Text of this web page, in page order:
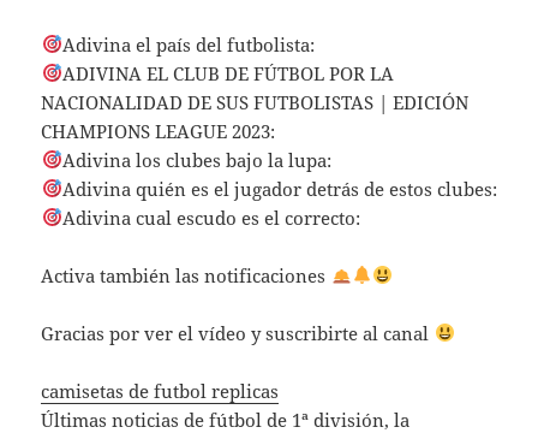
Adivina el país del futbolista:
ADIVINA EL CLUB DE FÚTBOL POR LA
NACIONALIDAD DE SUS FUTBOLISTAS | EDICIÓN
CHAMPIONS LEAGUE 2023:
Adivina los clubes bajo la lupa:
Adivina quién es el jugador detrás de estos clubes:
Adivina cual escudo es el correcto:
Activa también las notificaciones
Gracias por ver el vídeo y suscribirte al canal
camisetas de futbol replicas
Últimas noticias de fútbol de 1ª división, la